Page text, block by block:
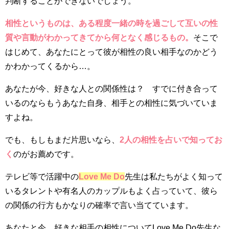
相性というものは、ある程度一緒の時を過ごして互いの性
質や言動がわかってきてから何となく感じるもの。 そこで
はじめて、あなたにとって彼が相性の良い相手なのかどう
かわかってくるから…。
あなたが今、好きな人との関係性は？ すでに付き合って
いるのならもうあなた自身、相手との相性に気づいていま
すよね。
でも、もしもまだ片思いなら、 2人の相性を占いで知ってお
く のがお薦めです。
テレビ等で活躍中のLove Me Do先生は私たちがよく知って
いるタレントや有名人のカップルもよく占っていて、彼ら
の関係の行方もかなりの確率で言い当てています。